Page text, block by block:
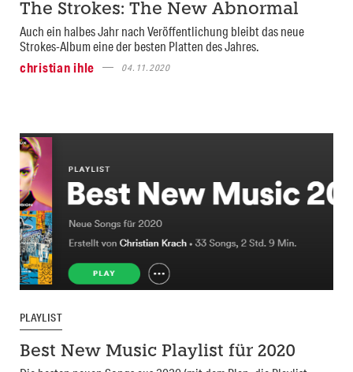
The Strokes: The New Abnormal
Auch ein halbes Jahr nach Veröffentlichung bleibt das neue
Strokes-Album eine der besten Platten des Jahres.
christian ihle
04.11.2020
PLAYLIST
Best New Music Playlist für 2020